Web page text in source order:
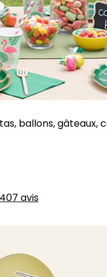
ballons, gâteaux,
avis